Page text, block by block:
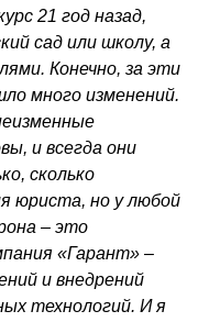
21 год назад,
сад или школу, а
Конечно, за эти
много изменений.
и всегда они
сколько
юриста, но у любой
– это
«Гарант» –
и внедрений
технологий. И я